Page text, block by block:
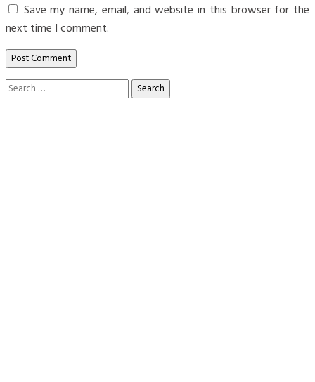
Save my name, email, and website in this browser for the
next time I comment.
Search